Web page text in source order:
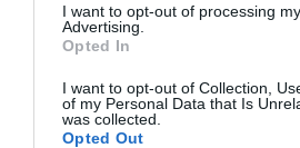
I want to opt-out of processing
Advertising.
Opted In
I want to opt-out of Collection,
of my Personal Data that Is
was collected.
Opted Out